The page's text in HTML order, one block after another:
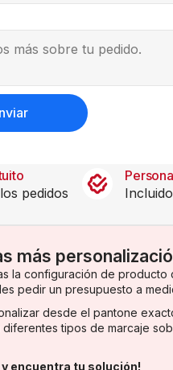
pedidos
más
la configuración de producto
pedir un presupuesto a
desde el pantone
tipos de marcaje
encuentra tu solución!